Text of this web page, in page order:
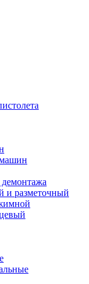
и разметочный